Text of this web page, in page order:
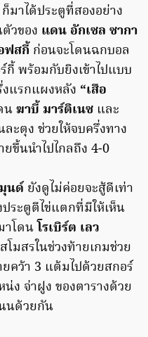
ก็มาได้ประตูที่สองอย่าง
วของ แดน อักเซล ซากา
ฟสกี้ ก่อนจะโดนฉกบอล
กี้ พร้อมกับยิงเข้าไปแบบ
แรกแผงหลัง “เสือ
นฆาบี้ มาร์ติเนซ และ
ะตุง ช่วยให้จบครึ่งทาง
ยขึ้นนำไปไกลถึง 4-0
นด์ ยังดูไม่ค่อยจะสู้ดีเท่า
ระตูตีไข่แตกที่มีให้เห็น
โดนโรเบิร์ต เลว
โมสรในช่วงท้ายเกมช่วย
ยคว้า 3 แต้มไปด้วยสกอร์
ง จ่าฝูง ของตารางด้วย
นด้วยกัน